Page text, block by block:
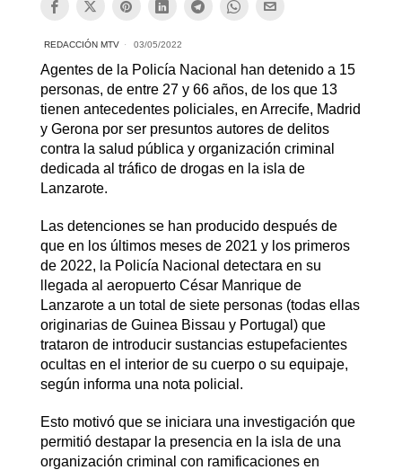
REDACCIÓN MTV 03/05/2022
Agentes de la Policía Nacional han detenido a 15
personas, de entre 27 y 66 años, de los que 13
tienen antecedentes policiales, en Arrecife, Madrid
y Gerona por ser presuntos autores de delitos
contra la salud pública y organización criminal
dedicada al tráfico de drogas en la isla de
Lanzarote.
Las detenciones se han producido después de
que en los últimos meses de 2021 y los primeros
de 2022, la Policía Nacional detectara en su
llegada al aeropuerto César Manrique de
Lanzarote a un total de siete personas (todas ellas
originarias de Guinea Bissau y Portugal) que
trataron de introducir sustancias estupefacientes
ocultas en el interior de su cuerpo o su equipaje,
según informa una nota policial.
Esto motivó que se iniciara una investigación que
permitió destapar la presencia en la isla de una
organización criminal con ramificaciones en